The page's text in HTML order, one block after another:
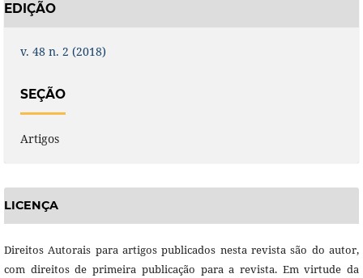
EDIÇÃO
v. 48 n. 2 (2018)
SEÇÃO
Artigos
LICENÇA
Direitos Autorais para artigos publicados nesta revista são do autor,
com direitos de primeira publicação para a revista. Em virtude da